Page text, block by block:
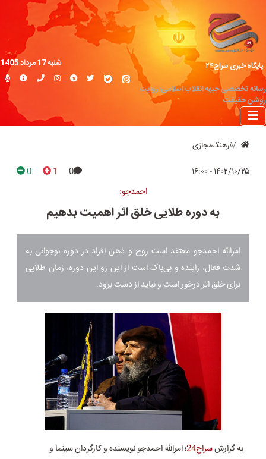
پایگاه خبری سراج۲۴
رسانه تخصصی جبهه انقلاب اسلامی؛ روایت
روشن حقیقت
شنبه 17 مرداد 1405
فرهنگ‌مجازی
۱۴۰۲/۱۰/۲۵ - ۱۶:۰۰ 0
1
0
احمدجو:
به دوره طلایی خلق اثر اهمیت بدهیم
امرالله احمدجو معتقد است روح و ذهن افراد در دوره نوجوانی به
شدت فعال، زاینده و بی‌باک است از این رو این دوره، زمان طلایی
برای خلق اثر درخور است و نباید از دست برود.
به گزارشسراج24
؛ امرالله احمدجو نویسنده و کارگردان سینما و